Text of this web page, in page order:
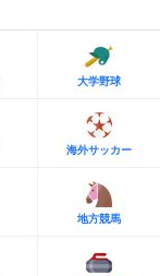
大学野球
海外サッカー
地方競馬